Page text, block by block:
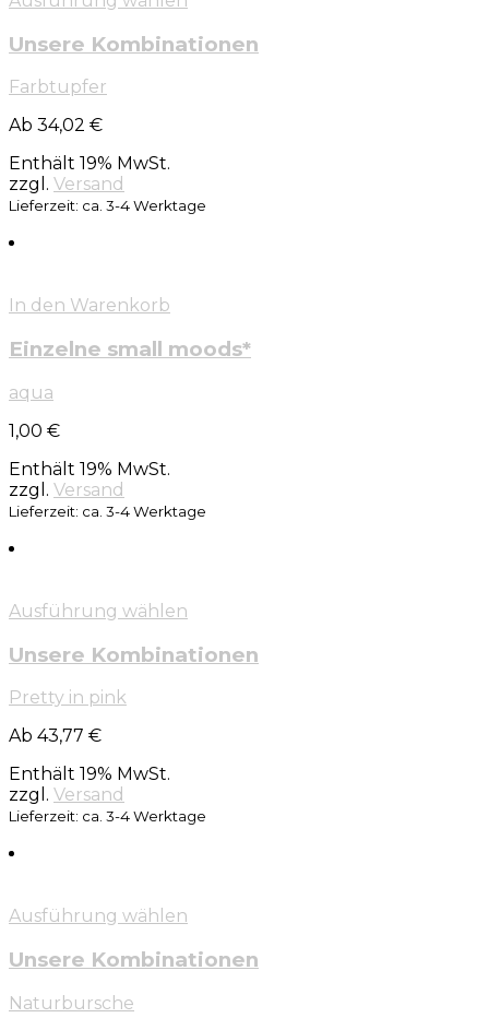
Unsere Kombinationen
Farbtupfer
Ab 34,02 €
Enthält 19% MwSt.
zzgl. Versand
Lieferzeit: ca. 3-4 Werktage
In den Warenkorb
Einzelne small moods*
aqua
1,00 €
Enthält 19% MwSt.
zzgl. Versand
Lieferzeit: ca. 3-4 Werktage
Ausführung wählen
Unsere Kombinationen
Pretty in pink
Ab 43,77 €
Enthält 19% MwSt.
zzgl. Versand
Lieferzeit: ca. 3-4 Werktage
Ausführung wählen
Unsere Kombinationen
Naturbursche